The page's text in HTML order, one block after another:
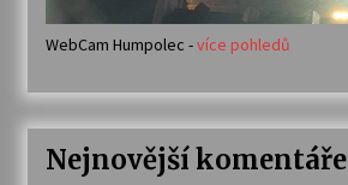
WebCam Humpolec -více pohledů
Nejnovější komentáře